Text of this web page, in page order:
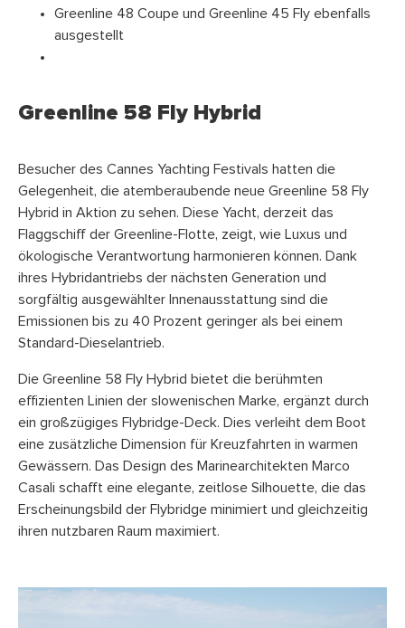
Greenline 48 Coupe und Greenline 45 Fly ebenfalls
ausgestellt
Greenline 58 Fly Hybrid
Besucher des Cannes Yachting Festivals hatten die
Gelegenheit, die atemberaubende neue Greenline 58 Fly
Hybrid in Aktion zu sehen. Diese Yacht, derzeit das
Flaggschiff der Greenline-Flotte, zeigt, wie Luxus und
ökologische Verantwortung harmonieren können. Dank
ihres Hybridantriebs der nächsten Generation und
sorgfältig ausgewählter Innenausstattung sind die
Emissionen bis zu 40 Prozent geringer als bei einem
Standard-Dieselantrieb.
Die Greenline 58 Fly Hybrid bietet die berühmten
effizienten Linien der slowenischen Marke, ergänzt durch
ein großzügiges Flybridge-Deck. Dies verleiht dem Boot
eine zusätzliche Dimension für Kreuzfahrten in warmen
Gewässern. Das Design des Marinearchitekten Marco
Casali schafft eine elegante, zeitlose Silhouette, die das
Erscheinungsbild der Flybridge minimiert und gleichzeitig
ihren nutzbaren Raum maximiert.